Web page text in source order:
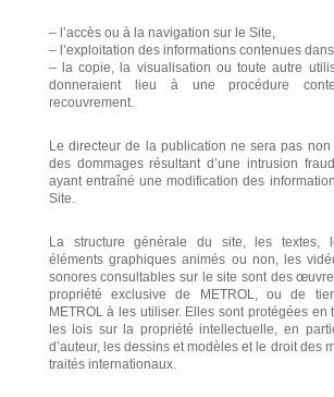
– l’accès ou à la navigation sur le Site,
– l’exploitation des informations contenues
– la copie, la visualisation ou toute autre
donneraient lieu à une procédure
recouvrement.
Le directeur de la publication ne sera pas
des dommages résultant d’une intrusion
ayant entraîné une modification des
Site.
La structure générale du site, les textes,
éléments graphiques animés ou non, les
sonores consultables sur le site sont des
propriété exclusive de METROL, ou de
METROL à les utiliser. Elles sont protégées en
les lois sur la propriété intellectuelle, en
d’auteur, les dessins et modèles et le droit des
traités internationaux.